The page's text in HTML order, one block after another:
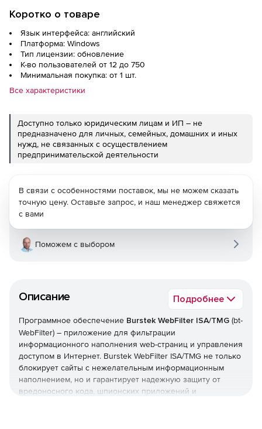
Коротко о товаре
Язык интерфейса: английский
Платформа: Windows
Тип лицензии: обновление
К-во пользователей от 12 до 750
Минимальная покупка: от 1 шт.
Все характеристики
Доступно только юридическим лицам и ИП – не
предназначено для личных, семейных, домашних и иных
нужд, не связанных с осуществлением
предпринимательской деятельности
Описание Подробнее
Программное обеспечение Burstek WebFilter ISA/TMG (bt-
WebFilter) – приложение для фильтрации
информационного наполнения web-страниц и управления
доступом в Интернет. Burstek WebFilter ISA/TMG не только
блокирует сайты с нежелательным информационным
наполнением, но и гарантирует надежную защиту от
вредоносного кода, шпионских приложений и
В связи с особенностями поставок, мы не можем сказать
точную цену. Оставьте запрос, и наш менеджер свяжется
с вами
Поможем с выбором